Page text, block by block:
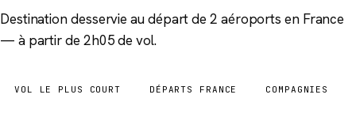
Destination desservie au départ de 2 aéroports en France
— à partir de 2h05 de vol.
VOL LE PLUS COURT DÉPARTS FRANCE COMPAGNIES